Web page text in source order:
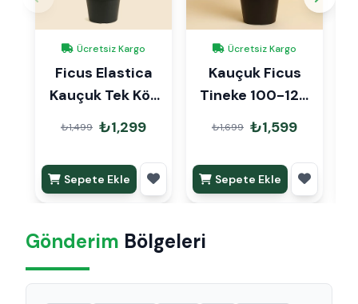
Ücretsiz Kargo
Ficus Elastica
Kauçuk Tek Kök
80cm
₺1,499 ₺1,299
Sepete Ekle
Ücretsiz Kargo
Kauçuk Ficus
Tineke 100-120
cm
₺1,699 ₺1,599
Sepete Ekle
Gönderim Bölgeleri